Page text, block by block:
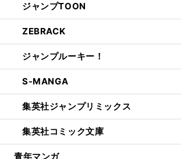
ジャンプTOON
ZEBRACK
ジャンプルーキー！
S-MANGA
集英社ジャンプリミックス
集英社コミック文庫
青年マンガ